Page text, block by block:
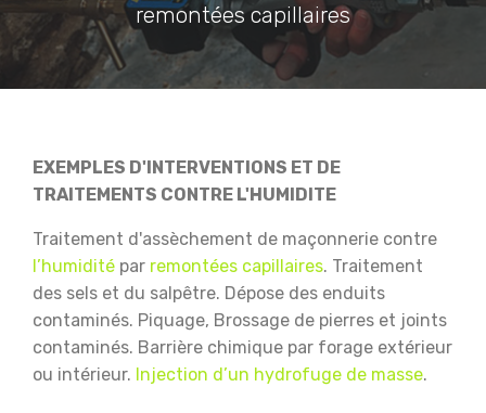
remontées capillaires
EXEMPLES D'INTERVENTIONS ET DE
TRAITEMENTS CONTRE L'HUMIDITE
Traitement d'assèchement de maçonnerie contre
l’humidité par remontées capillaires. Traitement
des sels et du salpêtre. Dépose des enduits
contaminés. Piquage, Brossage de pierres et joints
contaminés. Barrière chimique par forage extérieur
ou intérieur. Injection d’un hydrofuge de masse.